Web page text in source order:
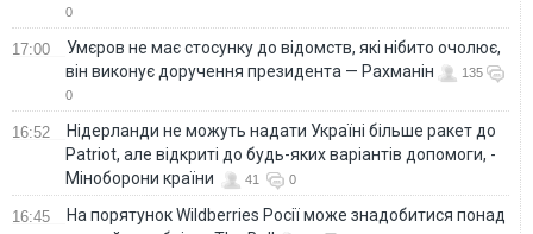
0
17:00
Умєров не має стосунку до відомств, які нібито очолює,
він виконує доручення президента — Рахманін
135
0
16:52
Нідерланди не можуть надати Україні більше ракет до
Patriot, але відкриті до будь-яких варіантів допомоги, -
Міноборони країни
41 0
16:45
На порятунок Wildberries Росії може знадобитися понад